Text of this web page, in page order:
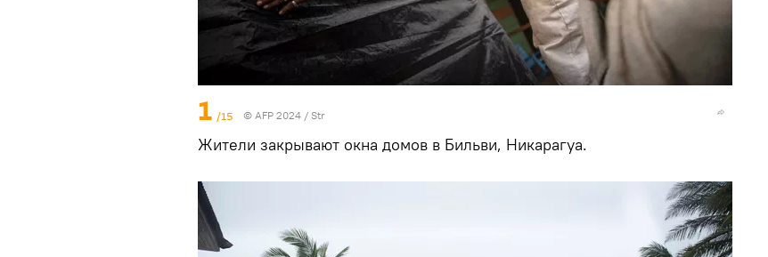
1 /15 © AFP 2024 / Str
Жители закрывают окна домов в Бильви, Никарагуа.